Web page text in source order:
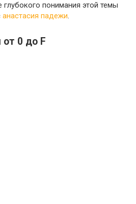
глубокого понимания этой темы
анастасия падежи.
0 до F